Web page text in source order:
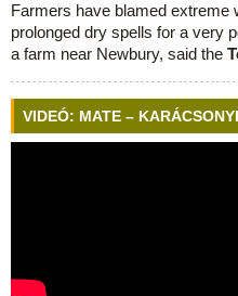
Farmers have blamed extreme
prolonged dry spells for a very
a farm near Newbury, said the
VIDEÓ: MATE –